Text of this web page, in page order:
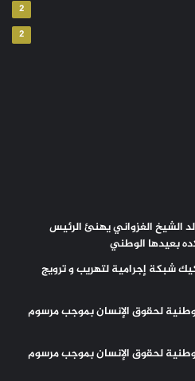
2
2
الشيخ الغزواني يهنئ الرئيس
بعيدها الوطني
شبكة إجرامية لتهريب و ترويج
لحقوق الإنسان بموجب مرسوم
لحقوق الإنسان بموجب مرسوم